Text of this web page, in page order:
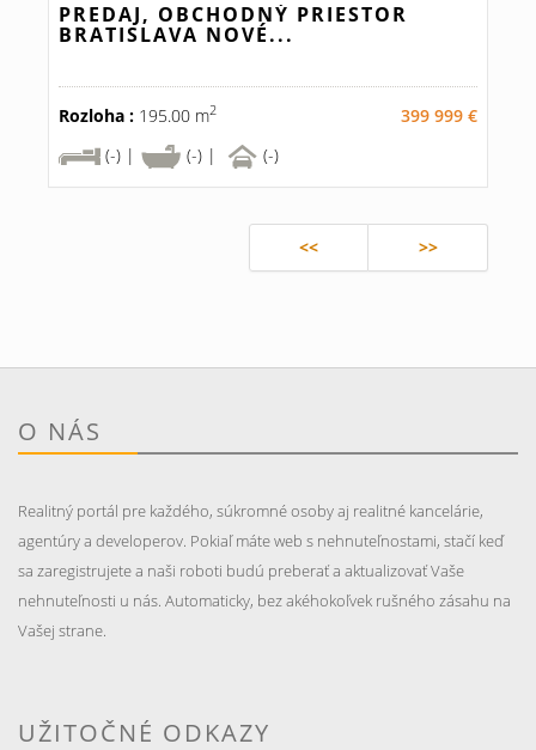
PREDAJ, OBCHODNÝ PRIESTOR
BRATISLAVA NOVÉ...
Rozloha : 195.00 m2
399 999 €
(-) |
(-) | (-)
<< >>
O NÁS
Realitný portál pre každého, súkromné osoby aj realitné kancelárie,
agentúry a developerov. Pokiaľ máte web s nehnuteľnostami, stačí keď
sa zaregistrujete a naši roboti budú preberať a aktualizovať Vaše
nehnuteľnosti u nás. Automaticky, bez akéhokoľvek rušného zásahu na
Vašej strane.
UŽITOČNÉ ODKAZY